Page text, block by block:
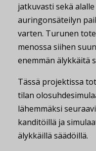
jatkuvasti sekä
auringonsäteilyn
varten. Turunen
menossa siihen
enemmän älykkäitä
Tässä projektissa
tilan
lähemmäksi
kanditöillä ja
älykkäillä säädöillä.